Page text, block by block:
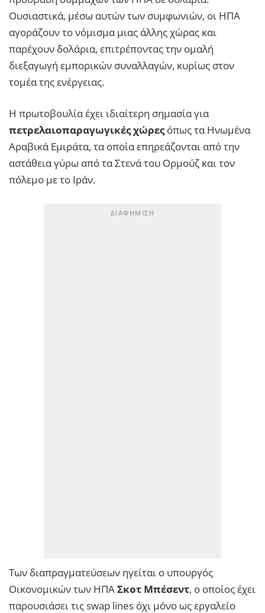
Ουσιαστικά, μέσω αυτών των συμφωνιών, οι ΗΠΑ
αγοράζουν το νόμισμα μιας άλλης χώρας και
παρέχουν δολάρια, επιτρέποντας την ομαλή
διεξαγωγή εμπορικών συναλλαγών, κυρίως στον
τομέα της ενέργειας.
Η πρωτοβουλία έχει ιδιαίτερη σημασία για
πετρελαιοπαραγωγικές χώρεςόπως τα Ηνωμένα
Αραβικά Εμιράτα, τα οποία επηρεάζονται από την
αστάθεια γύρω από τα Στενά του Ορμούζ και τον
πόλεμο με το Ιράν.
Των διαπραγματεύσεων ηγείται ο υπουργός
Οικονομικών των ΗΠΑΣκοτ Μπέσεντ, ο οποίος έχει
παρουσιάσει τις swap lines όχι μόνο ως εργαλείο